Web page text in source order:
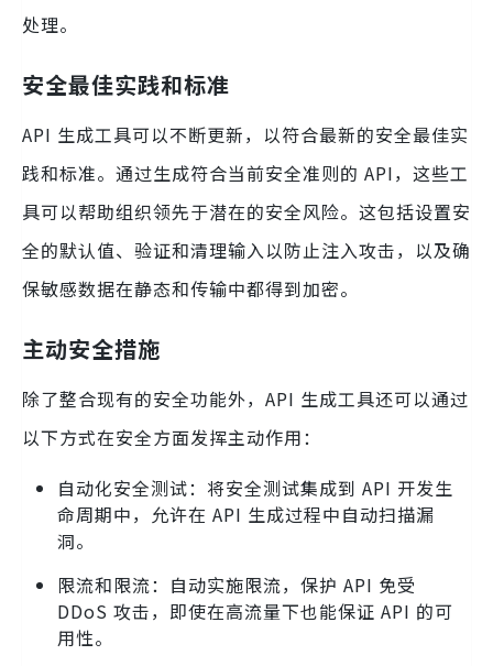
处理。
安全最佳实践和标准
API 生成工具可以不断更新，以符合最新的安全最佳实
践和标准。通过生成符合当前安全准则的 API，这些工
具可以帮助组织领先于潜在的安全风险。这包括设置安
全的默认值、验证和清理输入以防止注入攻击，以及确
保敏感数据在静态和传输中都得到加密。
主动安全措施
除了整合现有的安全功能外，API 生成工具还可以通过
以下方式在安全方面发挥主动作用：
自动化安全测试：将安全测试集成到 API 开发生
命周期中，允许在 API 生成过程中自动扫描漏
洞。
限流和限流：自动实施限流，保护 API 免受
DDoS 攻击，即使在高流量下也能保证 API 的可
用性。